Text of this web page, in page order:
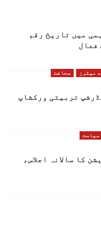
میں تاریخ رقم
فعال
میٹرز صحافت
تربیتی ورکشاپ
سیاست
کا سالانہ اجلاس،